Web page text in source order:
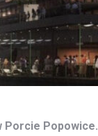
Porcie Popowice.